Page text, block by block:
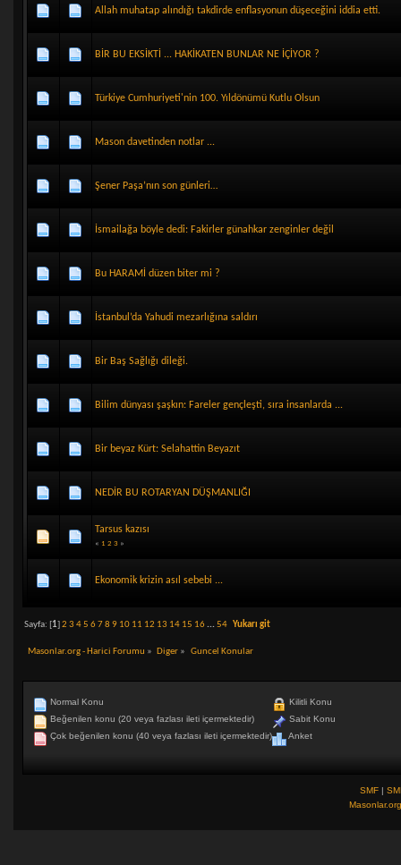
Allah muhatap alındığı takdirde enflasyonun düşeceğini iddia etti.
BİR BU EKSİKTİ ... HAKİKATEN BUNLAR NE İÇİYOR ?
Türkiye Cumhuriyeti'nin 100. Yıldönümü Kutlu Olsun
Mason davetinden notlar ...
Şener Paşa’nın son günleri…
İsmailağa böyle dedi: Fakirler günahkar zenginler değil
Bu HARAMİ düzen biter mi ?
İstanbul’da Yahudi mezarlığına saldırı
Bir Baş Sağlığı dileği.
Bilim dünyası şaşkın: Fareler gençleşti, sıra insanlarda ...
Bir beyaz Kürt: Selahattin Beyazıt
NEDİR BU ROTARYAN DÜŞMANLIĞI
Tarsus kazısı
« 1 2 3»
Ekonomik krizin asıl sebebi ...
Sayfa: [1] 2 3 45 678 9 10 11 12 13 14 15 16...54 Yukarı git
Masonlar.org - Harici Forumu » Diger » Guncel Konular
Normal Konu
Beğenilen konu (20 veya fazlası ileti içermektedir)
Çok beğenilen konu (40 veya fazlası ileti içermektedir)
Kilitli Konu
Sabit Konu
Anket
SMF |
Masonlar.org